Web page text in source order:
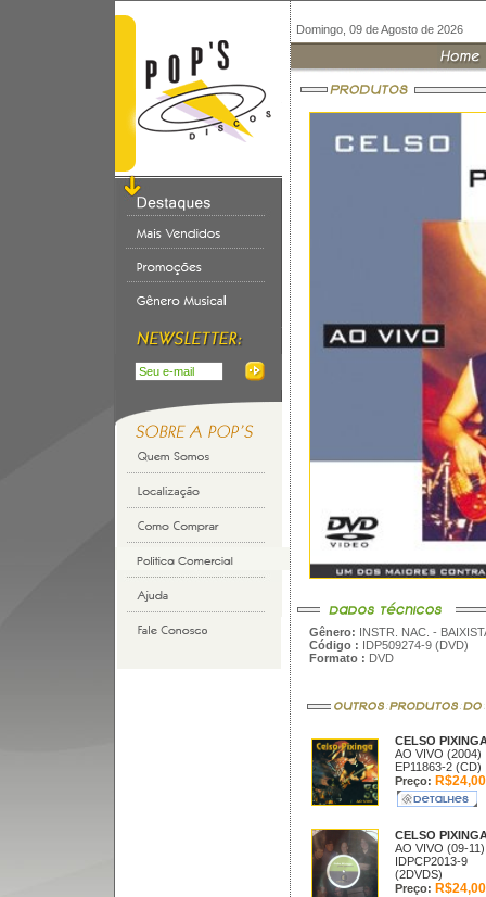
Domingo, 09 de Agosto de 2026
Gênero: INSTR. NAC. -
Código : IDP509274-9 (DVD)
Formato : DVD
CELSO
AO VIVO (2004)
EP11863-2 (CD)
Preço: R$24,00
CELSO
AO VIVO (09-11)
IDPCP2013-9
(2DVDS)
Preço: R$24,00